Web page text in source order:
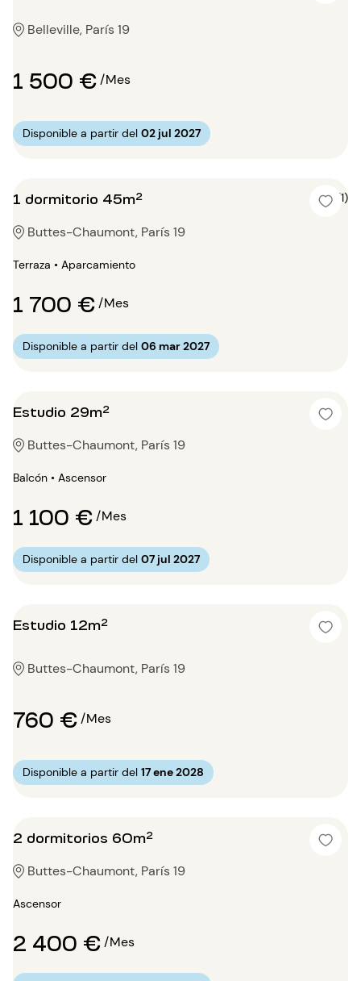
Belleville, París 19
1 500 €/Mes
Disponible a partir del 02 jul 2027
1 dormitorio 45m² 5 (1)
Buttes-Chaumont, París 19
Terraza • Aparcamiento
1 700 €/Mes
Disponible a partir del 06 mar 2027
Estudio 29m²
Buttes-Chaumont, París 19
Balcón • Ascensor
1 100 €/Mes
Disponible a partir del 07 jul 2027
Estudio 12m²
Buttes-Chaumont, París 19
760 €/Mes
Disponible a partir del 17 ene 2028
2 dormitorios 60m²
Buttes-Chaumont, París 19
Ascensor
2 400 €/Mes